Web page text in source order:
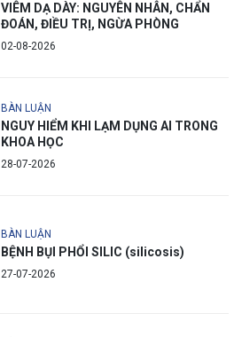
VIÊM DẠ DÀY: NGUYÊN NHÂN, CHẨN
ĐOÁN, ĐIỀU TRỊ, NGỪA PHÒNG
02-08-2026
BÀN LUẬN
NGUY HIỂM KHI LẠM DỤNG AI TRONG
KHOA HỌC
28-07-2026
BÀN LUẬN
BỆNH BỤI PHỔI SILIC (silicosis)
27-07-2026